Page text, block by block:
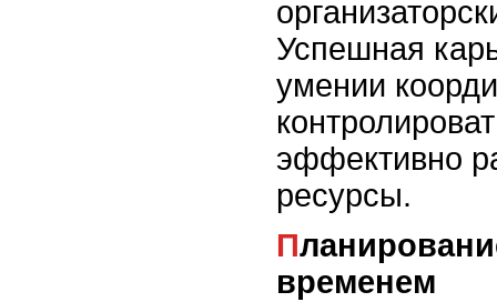
Успешная
умении
эффективно
ресурсы.
Планирование и управление
временем